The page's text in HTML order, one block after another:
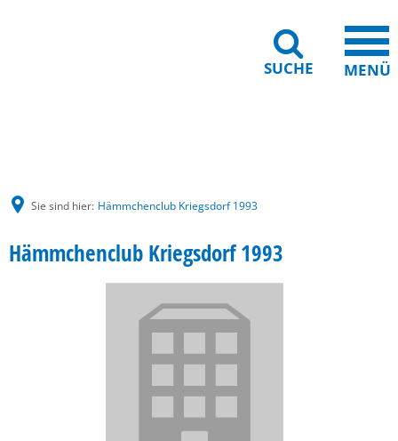
SUCHE MENÜ
Sie sind hier: Hämmchenclub Kriegsdorf 1993
Hämmchenclub Kriegsdorf 1993